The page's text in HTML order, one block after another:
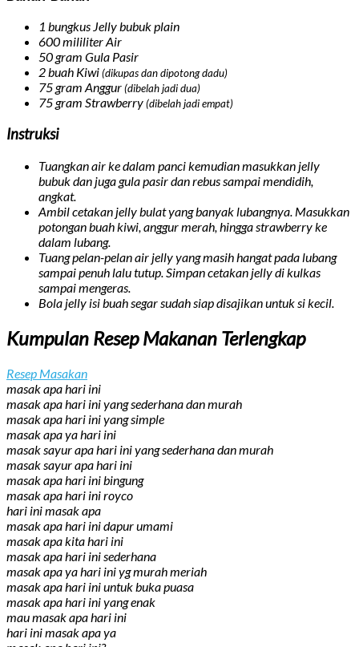
1 bungkus Jelly bubuk plain
600 mililiterAir
50 gram Gula Pasir
2 buah Kiwi(dikupas dan dipotong dadu)
75 gram Anggur(dibelah jadi dua)
75 gram Strawberry(dibelah jadi empat)
Instruksi
Tuangkan air ke dalam panci kemudian masukkan jelly
bubuk dan juga gula pasir dan rebus sampai mendidih,
angkat.
Ambil cetakan jelly bulat yang banyak lubangnya. Masukkan
potongan buah kiwi, anggur merah, hingga strawberry ke
dalam lubang.
Tuang pelan-pelan air jelly yang masih hangat pada lubang
sampai penuh lalu tutup. Simpan cetakan jelly di kulkas
sampai mengeras.
Bola jelly isi buah segar sudah siap disajikan untuk si kecil.
Kumpulan Resep Makanan Terlengkap
Resep Masakan
masak apa hari ini
masak apa hari ini yang sederhana dan murah
masak apa hari ini yang simple
masak apa ya hari ini
masak sayur apa hari ini yang sederhana dan murah
masak sayur apa hari ini
masak apa hari ini bingung
masak apa hari ini royco
hari ini masak apa
masak apa hari ini dapur umami
masak apa kita hari ini
masak apa hari ini sederhana
masak apa ya hari ini yg murah meriah
masak apa hari ini untuk buka puasa
masak apa hari ini yang enak
mau masak apa hari ini
hari ini masak apa ya